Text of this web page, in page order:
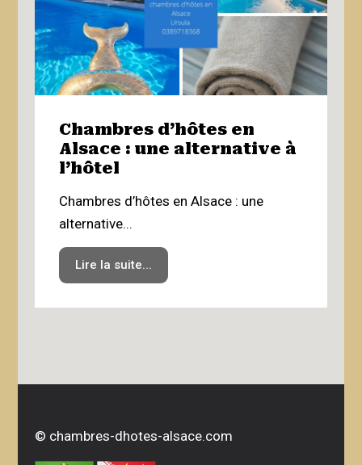
Chambres d’hôtes en
Alsace : une alternative à
l’hôtel
Chambres d’hôtes en Alsace : une
alternative...
Lire la suite...
© chambres-dhotes-alsace.com